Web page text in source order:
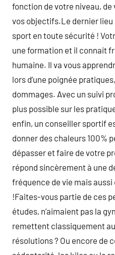
fonction de votre niveau,
vos objectifs.Le dernier
sport en toute sécurité !
une formation et il connait
humaine. Il va vous
lors d’une poignée
dommages. Avec un suivi
plus possible sur les
enfin, un conseiller sportif
donner des chaleurs 100%
dépasser et faire de votre
répond sincèrement à une
fréquence de vie mais
!Faites-vous partie de ces
études, n’aimaient pas la
remettent classiquement
résolutions ? Ou encore de